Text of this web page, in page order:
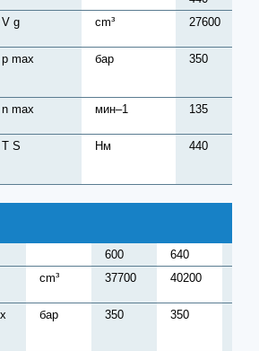
V g cm³ 27600
p max бар 350
n max мин–1 135
T S Нм 440
600 640
cm³ 37700 40200
бар 350 350